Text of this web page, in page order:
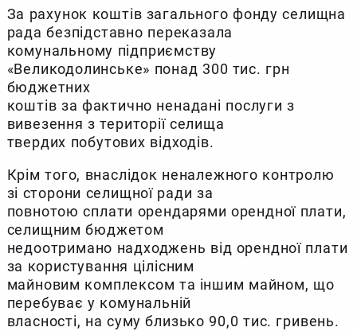
За рахунок коштів загального фонду селищна
рада безпідставно переказала
комунальному підприємству
«Великодолинське» понад 300 тис. грн
бюджетних
коштів за фактично ненадані послуги з
вивезення з території селища
твердих побутових відходів.
Крім того, внаслідок неналежного контролю
зі сторони селищної ради за
повнотою сплати орендарями орендної плати,
селищним бюджетом
недоотримано надходжень від орендної плати
за користування цілісним
майновим комплексом та іншим майном, що
перебуває у комунальній
власності, на суму близько 90,0 тис. гривень.